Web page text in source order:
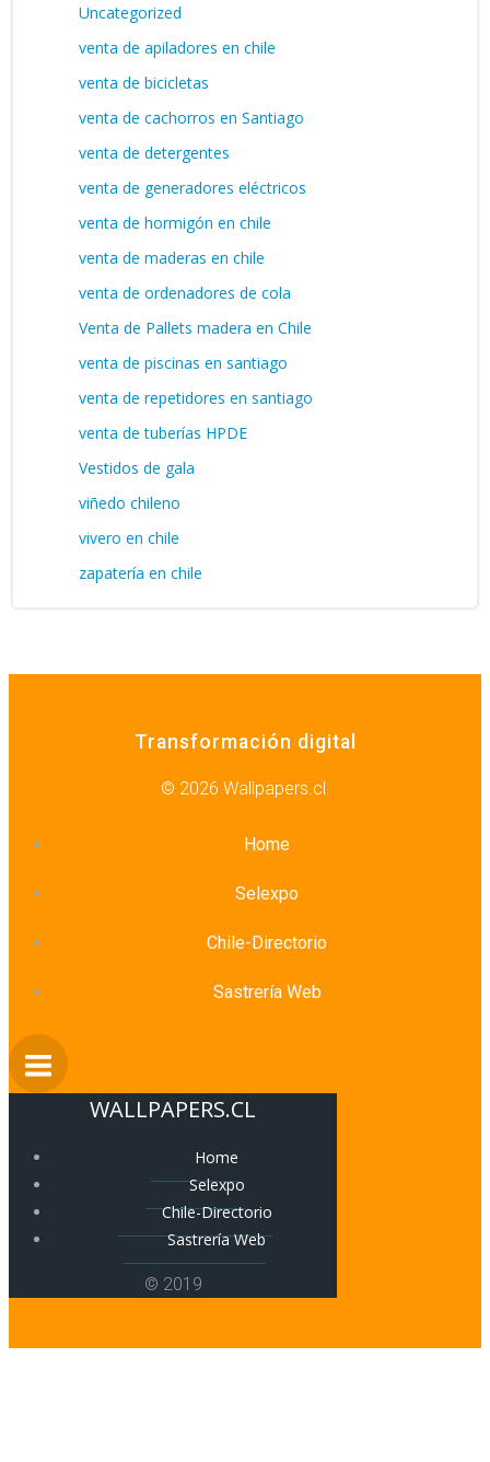
Uncategorized
venta de apiladores en chile
venta de bicicletas
venta de cachorros en Santiago
venta de detergentes
venta de generadores eléctricos
venta de hormigón en chile
venta de maderas en chile
venta de ordenadores de cola
Venta de Pallets madera en Chile
venta de piscinas en santiago
venta de repetidores en santiago
venta de tuberías HPDE
Vestidos de gala
viñedo chileno
vivero en chile
zapatería en chile
Transformación digital
© 2026 Wallpapers.cl.
Home
Selexpo
Chile-Directorio
Sastrería Web
WALLPAPERS.CL
Home
Selexpo
Chile-Directorio
Sastrería Web
© 2019